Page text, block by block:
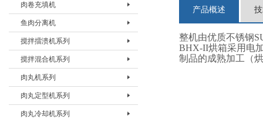
切条机BQTJ-I
肉卷充填机
肉卷充填机BRJJ-I
鱼肉分离机
鱼肉分离机BYRJ-I
搅拌擂溃机系列
搅拌擂溃机BLKJ-20
搅拌擂溃机BLKJ-60
搅拌擂溃机BLKJ-180
搅拌混合机系列
搅拌混合机BJHJ-80
搅拌混合机BJHJ-330
肉丸机系列
肉丸机BRWJ-I
肉丸机BRWJ-II
肉丸定型机系列
肉丸漂烫机BWTJ-500D
肉丸冷却机系列
产品概述
整机由优质不锈钢
BHX-II烘箱采用电
制品的成熟加工（